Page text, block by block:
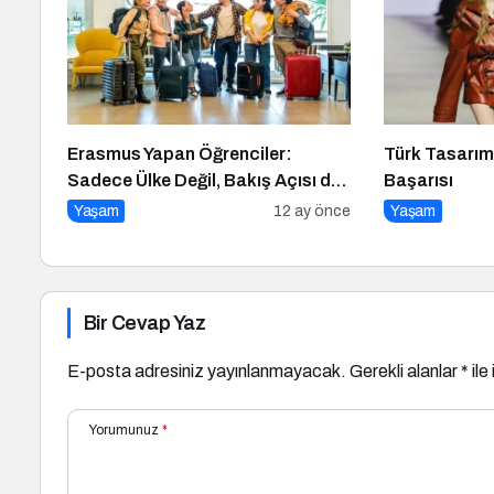
Erasmus Yapan Öğrenciler:
Sadece Ülke Değil, Bakış Açısı da
Değişiyor
Yaşam 12 ay önce
Türk
Başarısı
Yaşam
Bir Cevap Yaz
E-posta adresiniz yayınlanmayacak. Gerekli alanlar* ile
Yorumunuz *